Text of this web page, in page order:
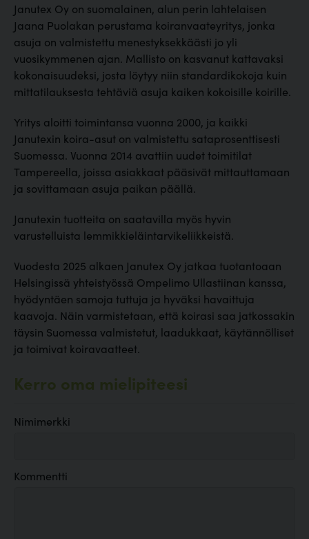
Janutex Oy on suomalainen, alun perin lahtelaisen
Jaana Puolakan perustama koiranvaateyritys, jonka
asuja on valmistettu menestyksekkäästi jo yli
vuosikymmenen ajan. Mallisto on kasvanut kattavaksi
kokonaisuudeksi, josta löytyy niin standardikokoja kuin
mittatilauksesta tehtäviä asuja kaiken kokoisille koirille.
Yritys aloitti toimintansa vuonna 2000, ja kaikki
Janutexin koira-asut on valmistettu sataprosenttisesti
Suomessa. Vuonna 2014 avattiin uudet toimitilat
Tampereella, joissa asiakkaat pääsivät mittauttamaan
ja sovittamaan asuja paikan päällä.
Janutexin tuotteita on saatavilla myös hyvin
varustelluista lemmikkieläintarvikeliikkeistä.
Vuodesta 2025 alkaen Janutex Oy jatkaa tuotantoaan
Helsingissä yhteistyössä Ompelimo Ullastiinan kanssa,
hyödyntäen samoja tuttuja ja hyväksi havaittuja
kaavoja. Näin varmistetaan, että koirasi saa jatkossakin
täysin Suomessa valmistetut, laadukkaat, käytännölliset
ja toimivat koiravaatteet.
Kerro oma mielipiteesi
Nimimerkki
Kommentti